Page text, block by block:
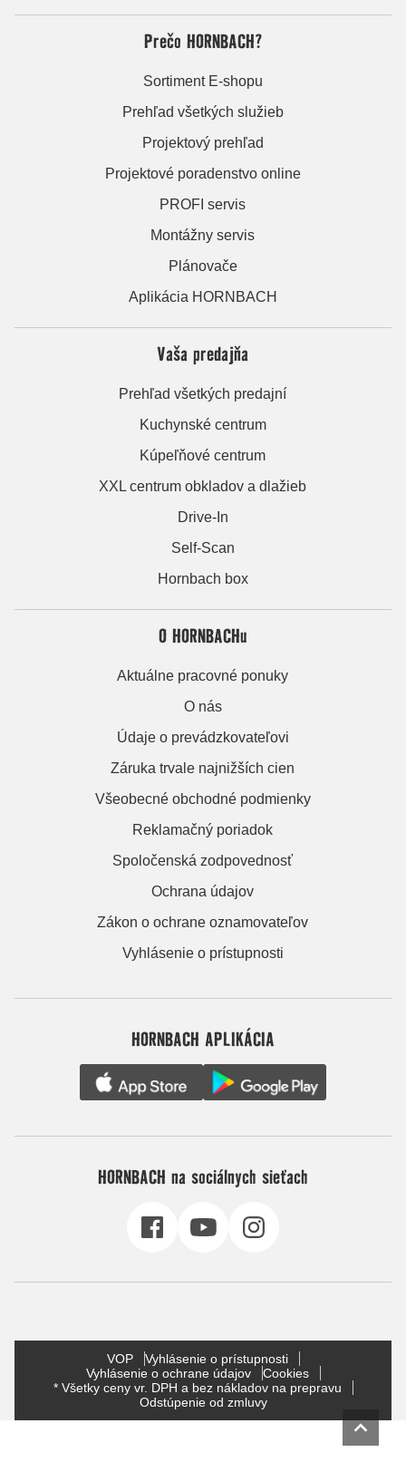
Prečo HORNBACH?
Sortiment E-shopu
Prehľad všetkých služieb
Projektový prehľad
Projektové poradenstvo online
PROFI servis
Montážny servis
Plánovače
Aplikácia HORNBACH
Vaša predajňa
Prehľad všetkých predajní
Kuchynské centrum
Kúpeľňové centrum
XXL centrum obkladov a dlažieb
Drive-In
Self-Scan
Hornbach box
O HORNBACHu
Aktuálne pracovné ponuky
O nás
Údaje o prevádzkovateľovi
Záruka trvale najnižších cien
Všeobecné obchodné podmienky
Reklamačný poriadok
Spoločenská zodpovednosť
Ochrana údajov
Zákon o ochrane oznamovateľov
Vyhlásenie o prístupnosti
HORNBACH APLIKÁCIA
HORNBACH na sociálnych sieťach
VOP
Vyhlásenie o prístupnosti
Vyhlásenie o ochrane údajov
Cookies
* Všetky ceny vr. DPH a bez nákladov na prepravu
Odstúpenie od zmluvy